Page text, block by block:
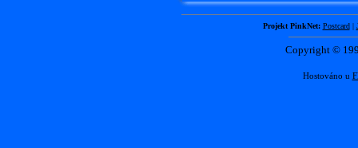
Projekt PinkNet: Postcard|
Copyright ©
Hostováno u